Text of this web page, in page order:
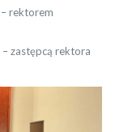
– rektorem
– zastępcą rektora